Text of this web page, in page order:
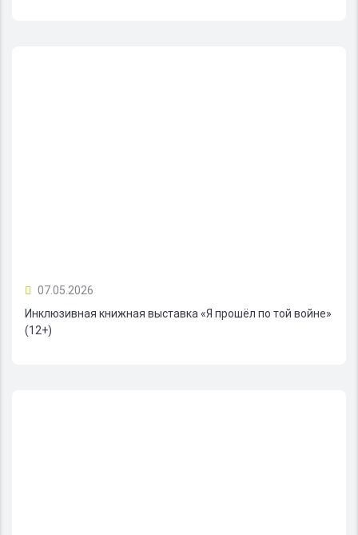
07.05.2026
Инклюзивная книжная выставка «Я прошёл по той войне»
(12+)